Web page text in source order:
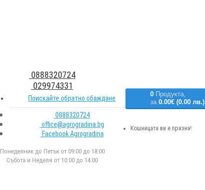
0888320724
029974331
Поискайте обратно обаждане
0888320724
office@agrogradina.bg
Facebook Agrogradina
Понеделник до Петък от 09:00 до 18:00
Събота и Неделя от 10:00 до 14:00
0 Продукта,
за 0.00€ (0.00 лв.)
Кошницата ви е празна!